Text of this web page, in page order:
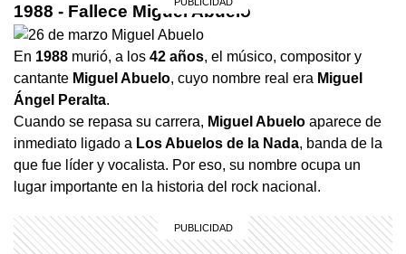
1988 - Fallece Miguel Abuelo
En 1988 murió, a los 42 años, el músico, compositor y
cantante Miguel Abuelo, cuyo nombre real era Miguel
Ángel Peralta.
Cuando se repasa su carrera, Miguel Abuelo aparece de
inmediato ligado a Los Abuelos de la Nada, banda de la
que fue líder y vocalista. Por eso, su nombre ocupa un
lugar importante en la historia del rock nacional.